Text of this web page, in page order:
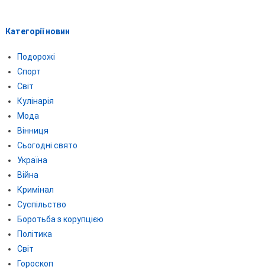
Категорії новин
Подорожі
Спорт
Світ
Кулінарія
Мода
Вінниця
Сьогодні свято
Україна
Війна
Кримінал
Суспільство
Боротьба з корупцією
Політика
Світ
Гороскоп